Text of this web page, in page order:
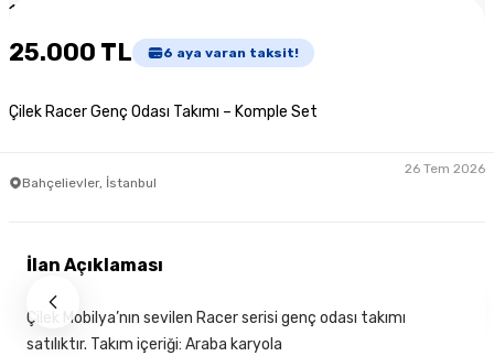
1
25.000 TL 6 aya varan taksit!
Çilek Racer Genç Odası Takımı – Komple Set
Bahçelievler, İstanbul
26 Tem 2026
İlan Açıklaması
Çilek Mobilya’nın sevilen Racer serisi genç odası takımı
satılıktır. Takım içeriği: Araba karyola